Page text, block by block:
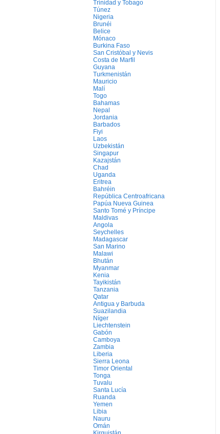
Trinidad y Tobago
Túnez
Nigeria
Brunéi
Belice
Mónaco
Burkina Faso
San Cristóbal y Nevis
Costa de Marfil
Guyana
Turkmenistán
Mauricio
Malí
Togo
Bahamas
Nepal
Jordania
Barbados
Fiyi
Laos
Uzbekistán
Singapur
Kazajstán
Chad
Uganda
Eritrea
Bahréin
República Centroafricana
Papúa Nueva Guinea
Santo Tomé y Príncipe
Maldivas
Angola
Seychelles
Madagascar
San Marino
Malawi
Bhután
Myanmar
Kenia
Tayikistán
Tanzania
Qatar
Antigua y Barbuda
Suazilandia
Níger
Liechtenstein
Gabón
Camboya
Zambia
Liberia
Sierra Leona
Timor Oriental
Tonga
Tuvalu
Santa Lucía
Ruanda
Yemen
Libia
Nauru
Omán